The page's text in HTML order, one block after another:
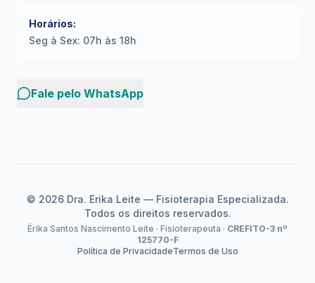
Horários:
Seg à Sex: 07h às 18h
Fale pelo WhatsApp
© 2026Dra. Erika Leite — Fisioterapia Especializada.
Todos os direitos reservados.
Érika Santos Nascimento Leite · Fisioterapeuta · CREFITO-3 nº
125770-F
Política de PrivacidadeTermos de Uso